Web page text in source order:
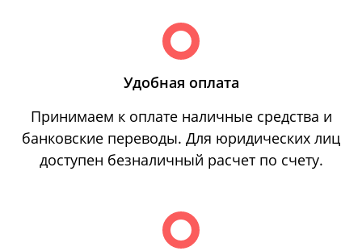
Удобная оплата
Принимаем к оплате наличные средства и
банковские переводы. Для юридических лиц
доступен безналичный расчет по счету.